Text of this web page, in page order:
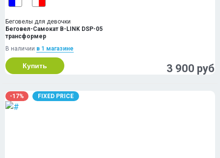
Беговелы для девочки
Беговел-Самокат B-LINK DSP-05
трансформер
В наличии в 1 магазинe
Купить 3 900 руб
-17% FIXED PRICE